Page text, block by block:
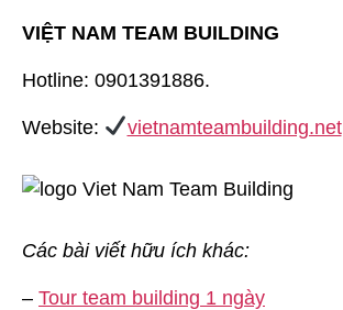
VIỆT NAM TEAM BUILDING
Hotline: 0901391886.
Website: vietnamteambuilding.net
Các bài viết hữu ích khác:
– Tour team building 1 ngày